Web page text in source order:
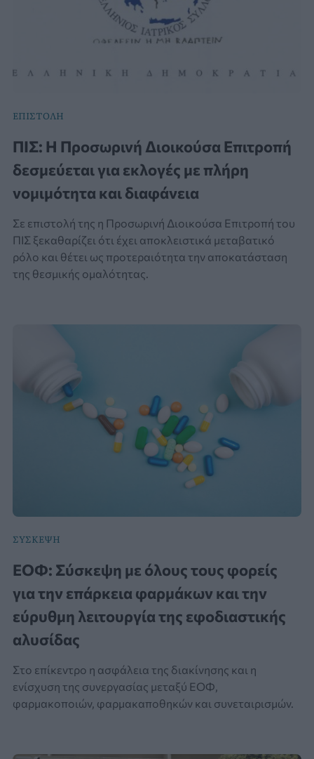
ΕΠΙΣΤΟΛΗ
ΠΙΣ: Η Προσωρινή Διοικούσα Επιτροπή
δεσμεύεται για εκλογές με πλήρη
νομιμότητα και διαφάνεια
Σε επιστολή της η Προσωρινή Διοικούσα Επιτροπή του
ΠΙΣ ξεκαθαρίζει ότι έχει αποκλειστικά μεταβατικό
ρόλο και θέτει ως προτεραιότητα την αποκατάσταση
της θεσμικής ομαλότητας.
ΣΥΣΚΕΨΗ
ΕΟΦ: Σύσκεψη με όλους τους φορείς
για την επάρκεια φαρμάκων και την
εύρυθμη λειτουργία της εφοδιαστικής
αλυσίδας
Στο επίκεντρο η ασφάλεια της διακίνησης και η
ενίσχυση της συνεργασίας μεταξύ ΕΟΦ,
φαρμακοποιών, φαρμακαποθηκών και συνεταιρισμών.